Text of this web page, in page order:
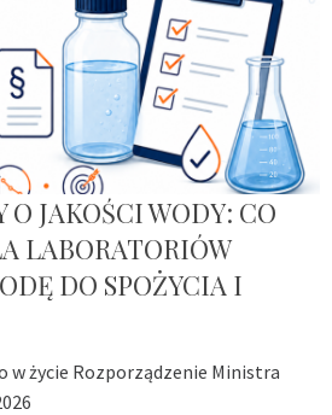
O JAKOŚCI WODY: CO
LABORATORIÓW
DO SPOŻYCIA I
w życie Rozporządzenie Ministra